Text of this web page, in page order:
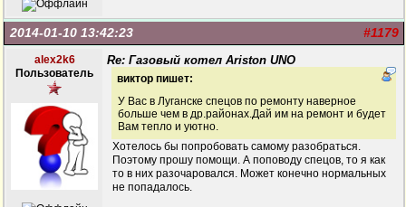
#1179
2014-01-10 13:42:23
alex2k6
Пользователь
Re: Газовый котел Ariston UNO
виктор пишет:
У Вас в Луганске спецов по ремонту наверное
больше чем в др.районах.Дай им на ремонт и будет
Вам тепло и уютно.
Хотелось бы попробовать самому разобраться.
Поэтому прошу помощи. А поповоду спецов, то я как
то в них разочаровался. Может конечно нормальных
не попадалось.